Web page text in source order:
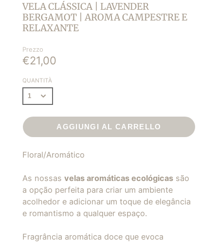
VELA CLÁSSICA | LAVENDER
BERGAMOT | AROMA CAMPESTRE E
RELAXANTE
Prezzo
€21,00
QUANTITÀ
AGGIUNGI AL CARRELLO
Floral/Aromático
As nossas velas aromáticas ecológicassão
a opção perfeita para criar um ambiente
acolhedor e adicionar um toque de elegância
e romantismo a qualquer espaço.
Fragrância aromática doce que evoca